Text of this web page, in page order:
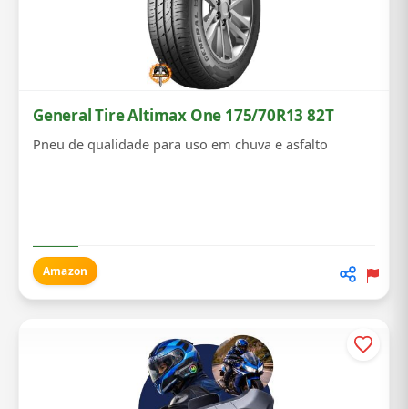
General Tire Altimax One 175/70R13 82T
Pneu de qualidade para uso em chuva e asfalto
Amazon